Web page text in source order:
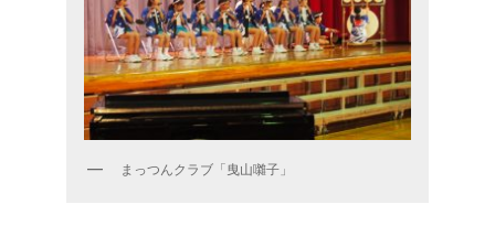
まっつんクラブ「曳山囃子」